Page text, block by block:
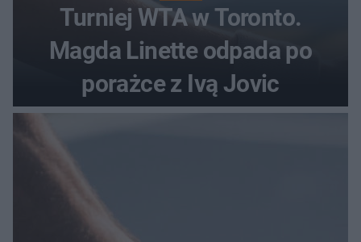
Turniej WTA w Toronto.
Magda Linette odpada po
porażce z Ivą Jovic